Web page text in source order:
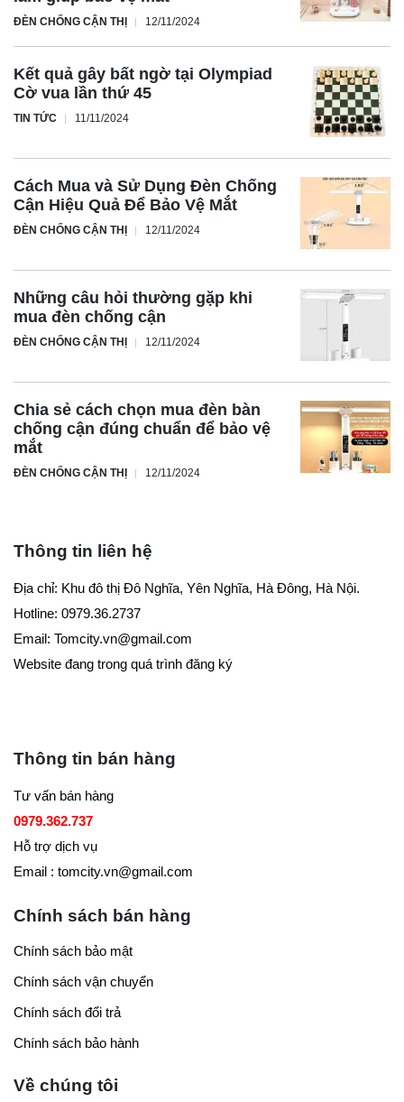
ĐÈN CHỐNG CẬN THỊ 12/11/2024
Kết quả gây bất ngờ tại Olympiad
Cờ vua lần thứ 45
TIN TỨC 11/11/2024
Cách Mua và Sử Dụng Đèn Chống
Cận Hiệu Quả Để Bảo Vệ Mắt
ĐÈN CHỐNG CẬN THỊ 12/11/2024
Những câu hỏi thường gặp khi
mua đèn chống cận
ĐÈN CHỐNG CẬN THỊ 12/11/2024
Chia sẻ cách chọn mua đèn bàn
chống cận đúng chuẩn để bảo vệ
mắt
ĐÈN CHỐNG CẬN THỊ 12/11/2024
Thông tin liên hệ
Địa chỉ: Khu đô thị Đô Nghĩa, Yên Nghĩa, Hà Đông, Hà Nội.
Hotline: 0979.36.2737
Email: Tomcity.vn@gmail.com
Website đang trong quá trình đăng ký
Thông tin bán hàng
Tư vấn bán hàng
0979.362.737
Hỗ trợ dịch vụ
Email : tomcity.vn@gmail.com
Chính sách bán hàng
Chính sách bảo mật
Chính sách vận chuyển
Chính sách đổi trả
Chính sách bảo hành
Về chúng tôi